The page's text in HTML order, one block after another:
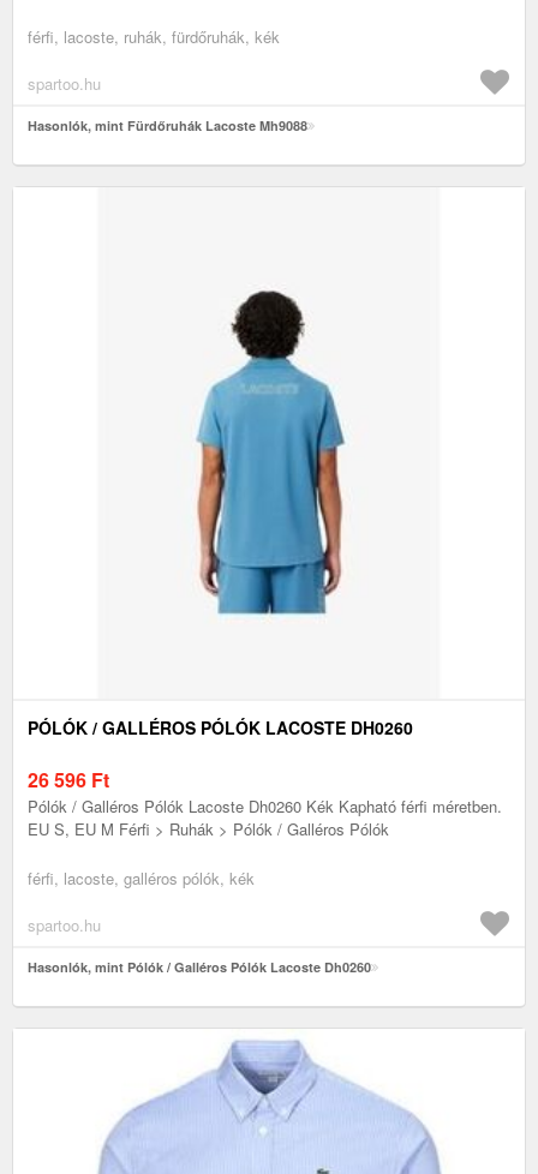
férfi, lacoste, ruhák, fürdőruhák, kék
spartoo.hu
Hasonlók, mint Fürdőruhák Lacoste Mh9088
PÓLÓK / GALLÉROS PÓLÓK LACOSTE DH0260
26 596 Ft
Pólók / Galléros Pólók Lacoste Dh0260 Kék Kapható férfi méretben.
EU S, EU M Férfi > Ruhák > Pólók / Galléros Pólók
férfi, lacoste, galléros pólók, kék
spartoo.hu
Hasonlók, mint Pólók / Galléros Pólók Lacoste Dh0260